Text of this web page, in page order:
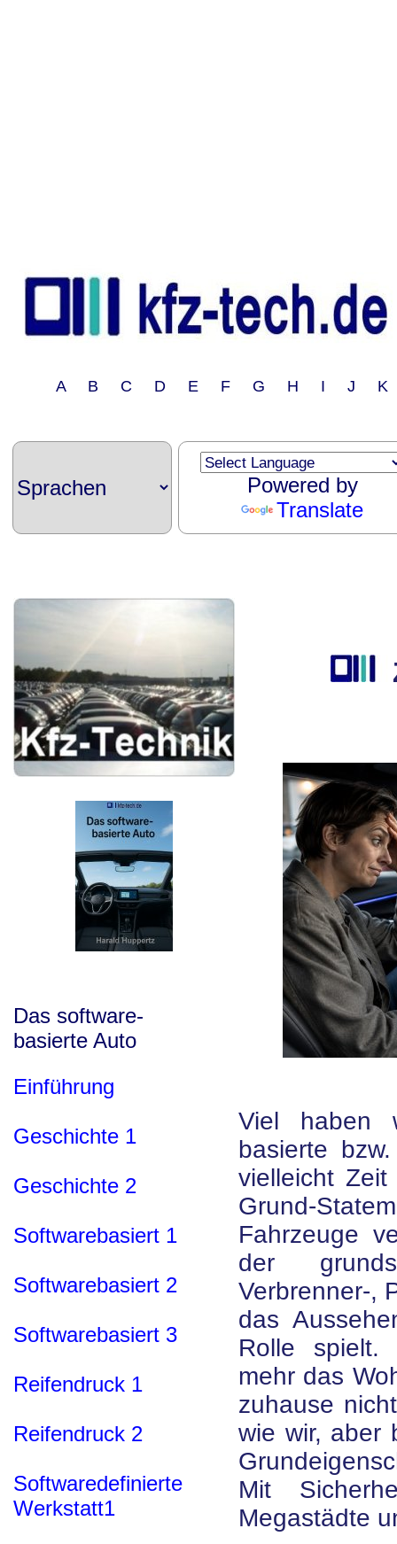
A B C D E F G H I J
Powered by
Translate
Das software-
basierte Auto
Einführung
Geschichte 1
Geschichte 2
Softwarebasiert 1
Softwarebasiert 2
Softwarebasiert 3
Reifendruck 1
Reifendruck 2
Softwaredefinierte
Werkstatt1
Viel haben
basierte
vielleicht
Grund-
Fahrzeuge
der
Verbrenner-,
das
Rolle spielt.
mehr das
zuhause
wie wir, aber
Mit
Megastädte